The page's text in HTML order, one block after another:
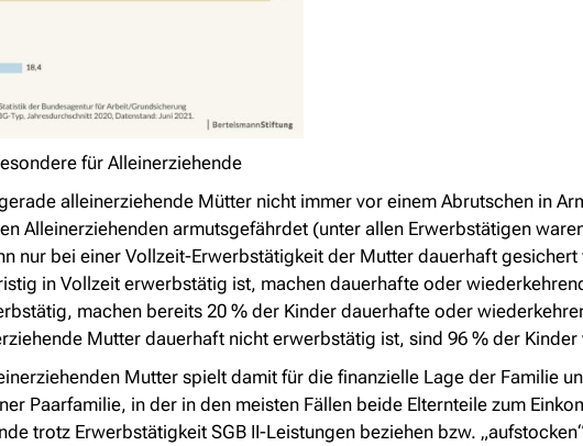
für Alleinerziehende
alleinerziehende Mütter nicht immer vor einem Abrutschen in
Alleinerziehenden armutsgefährdet (unter allen Erwerbstätigen
nur bei einer Vollzeit-Erwerbstätigkeit der Mutter dauerhaft
in Vollzeit erwerbstätig ist, machen dauerhafte oder
machen bereits 20 % der Kinder dauerhafte oder
Mutter dauerhaft nicht erwerbstätig ist, sind 96 % der
Mutter spielt damit für die finanzielle Lage der Familie
Paarfamilie, in der in den meisten Fällen beide Elternteile zum
trotz Erwerbstätigkeit SGB II-Leistungen beziehen bzw.